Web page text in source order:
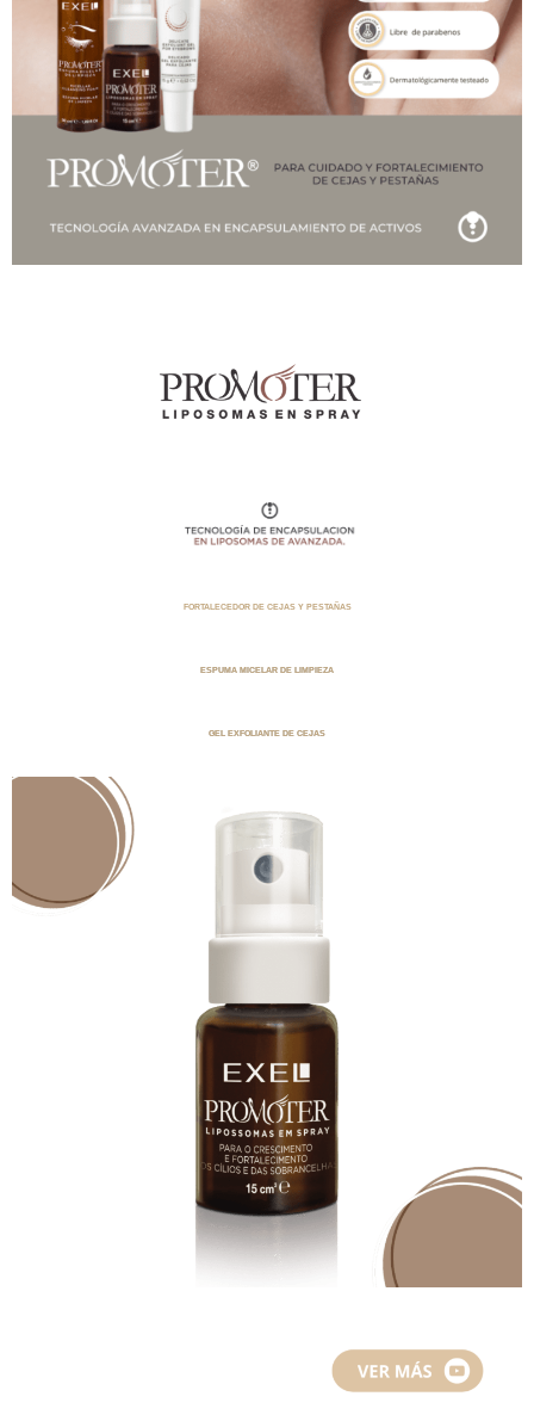
FORTALECEDOR DE CEJAS Y PESTAÑAS
ESPUMA MICELAR DE LIMPIEZA
GEL EXFOLIANTE DE CEJAS